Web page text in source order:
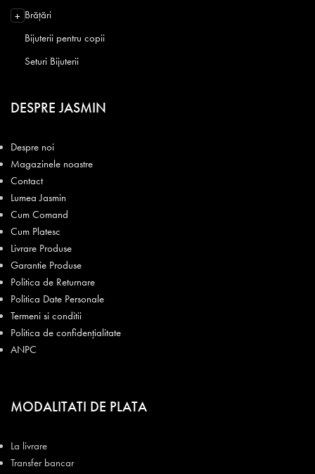
+ Brățări
Bijuterii pentru copii
Seturi Bijuterii
DESPRE JASMIN
Despre noi
Magazinele noastre
Contact
Lumea Jasmin
Cum Comand
Cum Platesc
Livrare Produse
Garantie Produse
Politica de Returnare
Politica Date Personale
Termeni si conditii
Politica de confidențialitate
ANPC
MODALITATI DE PLATA
La livrare
Transfer bancar